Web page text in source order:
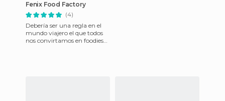
Fenix Food Factory
(4)
Debería ser una regla en el
mundo viajero el que todos
nos convirtamos en foodies